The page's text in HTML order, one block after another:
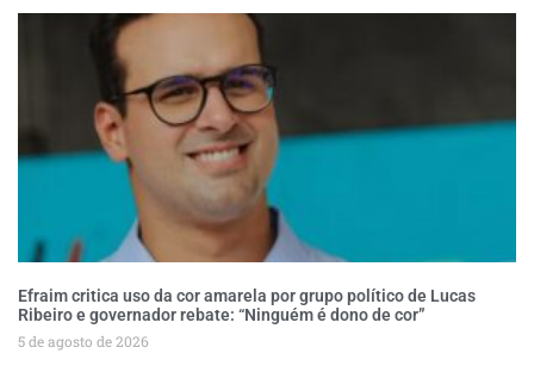
Efraim critica uso da cor amarela por grupo político de Lucas
Ribeiro e governador rebate: “Ninguém é dono de cor”
5 de agosto de 2026